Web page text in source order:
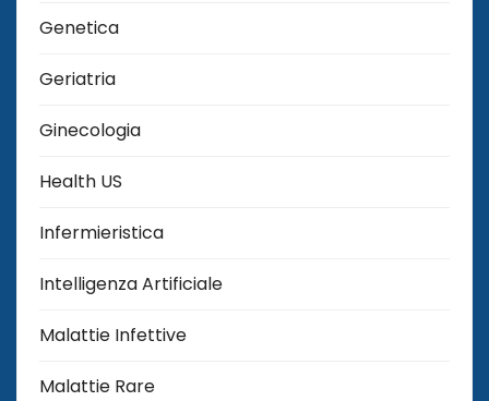
Genetica
Geriatria
Ginecologia
Health US
Infermieristica
Intelligenza Artificiale
Malattie Infettive
Malattie Rare